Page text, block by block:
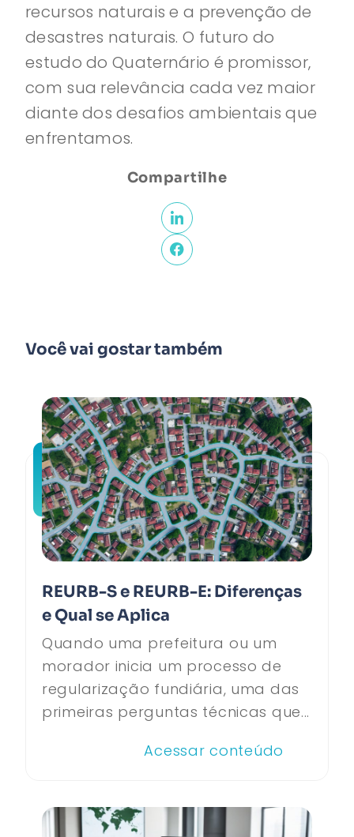
recursos naturais e a prevenção de
desastres naturais. O futuro do
estudo do Quaternário é promissor,
com sua relevância cada vez maior
diante dos desafios ambientais que
enfrentamos.
Compartilhe
Você vai gostar também
REURB-S e REURB-E: Diferenças
e Qual se Aplica
Quando uma prefeitura ou um
morador inicia um processo de
regularização fundiária, uma das
primeiras perguntas técnicas que...
Acessar conteúdo